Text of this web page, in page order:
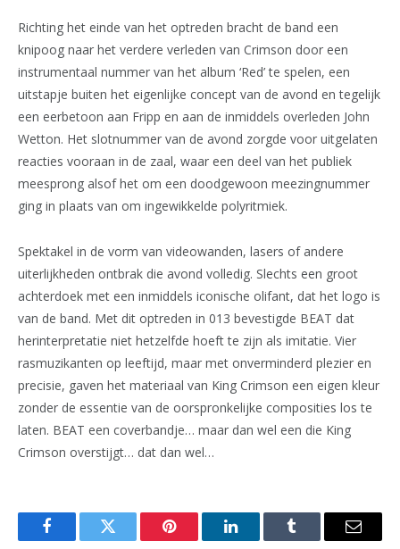
Richting het einde van het optreden bracht de band een
knipoog naar het verdere verleden van Crimson door een
instrumentaal nummer van het album ‘Red’ te spelen, een
uitstapje buiten het eigenlijke concept van de avond en tegelijk
een eerbetoon aan Fripp en aan de inmiddels overleden John
Wetton. Het slotnummer van de avond zorgde voor uitgelaten
reacties vooraan in de zaal, waar een deel van het publiek
meesprong alsof het om een doodgewoon meezingnummer
ging in plaats van om ingewikkelde polyritmiek.
Spektakel in de vorm van videowanden, lasers of andere
uiterlijkheden ontbrak die avond volledig. Slechts een groot
achterdoek met een inmiddels iconische olifant, dat het logo is
van de band. Met dit optreden in 013 bevestigde BEAT dat
herinterpretatie niet hetzelfde hoeft te zijn als imitatie. Vier
rasmuzikanten op leeftijd, maar met onverminderd plezier en
precisie, gaven het materiaal van King Crimson een eigen kleur
zonder de essentie van de oorspronkelijke composities los te
laten. BEAT een coverbandje… maar dan wel een die King
Crimson overstijgt… dat dan wel…
FacebookTwitter Pinterest LinkedInTumblr Email